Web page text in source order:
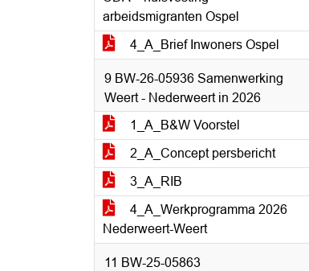
arbeidsmigranten Ospel
4_A_Brief Inwoners Ospel
9 BW-26-05936 Samenwerking
Weert - Nederweert in 2026
1_A_B&W Voorstel
2_A_Concept persbericht
3_A_RIB
4_A_Werkprogramma 2026
Nederweert-Weert
11 BW-25-05863